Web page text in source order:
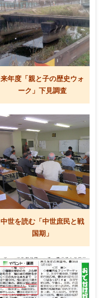
来年度「親と子の歴史ウォ
ーク」下見調査
中世を読む「中世庶民と戦
国期」